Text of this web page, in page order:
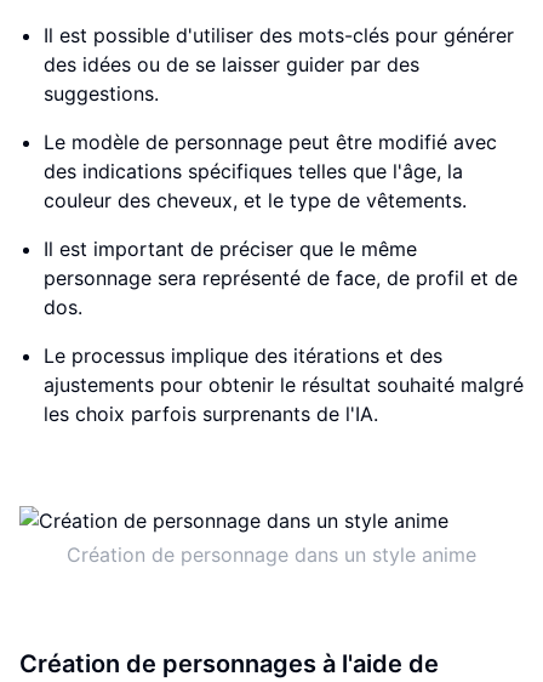
Il est possible d'utiliser des mots-clés pour générer
des idées ou de se laisser guider par des
suggestions.
Le modèle de personnage peut être modifié avec
des indications spécifiques telles que l'âge, la
couleur des cheveux, et le type de vêtements.
Il est important de préciser que le même
personnage sera représenté de face, de profil et de
dos.
Le processus implique des itérations et des
ajustements pour obtenir le résultat souhaité malgré
les choix parfois surprenants de l'IA.
Création de personnage dans un style anime
Création de personnages à l'aide de